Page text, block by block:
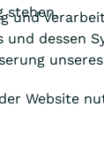
und
dessen
Website
stehen.